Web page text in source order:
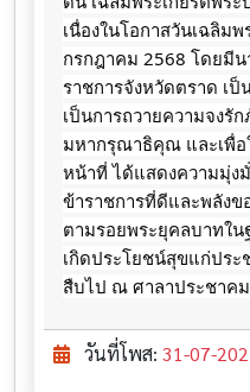
เนื่อง​ใน​โอกาสวันเฉลิม
กรกฎาคม​ 2568​ โดยมี
ราชการจังหวัดตราด ​เป็
เป็นการถวายความจงรั
มหากรุณาธิคุณ และเพื่อ
หน้าที่ ได้แสดงความมุ่ง
ข้าราชการที่ดีและพลัง
ตามรอยพระยุคลบาทใ
เกิดประโยชน์สุขแก่ปร
สืบไป ณ​ ศาลา​ประชาค
วันที่โพส: 31-07-